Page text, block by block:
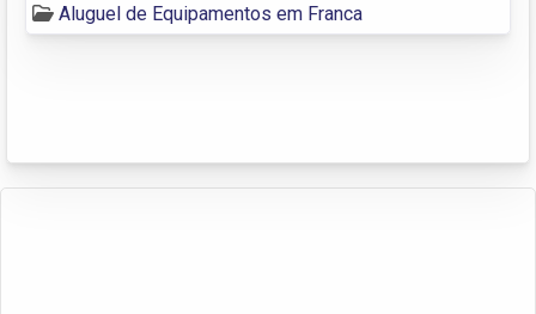
Aluguel de Equipamentos em Franca